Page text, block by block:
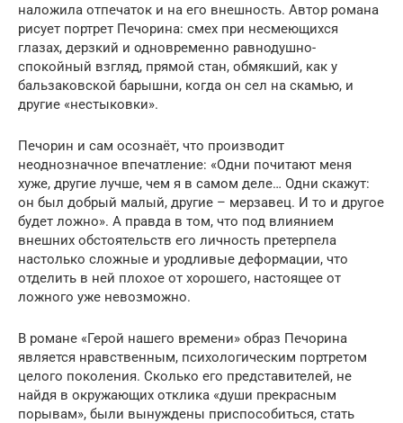
наложила отпечаток и на его внешность. Автор романа
рисует портрет Печорина: смех при несмеющихся
глазах, дерзкий и одновременно равнодушно-
спокойный взгляд, прямой стан, обмякший, как у
бальзаковской барышни, когда он сел на скамью, и
другие «нестыковки».
Печорин и сам осознаёт, что производит
неоднозначное впечатление: «Одни почитают меня
хуже, другие лучше, чем я в самом деле… Одни скажут:
он был добрый малый, другие – мерзавец. И то и другое
будет ложно». А правда в том, что под влиянием
внешних обстоятельств его личность претерпела
настолько сложные и уродливые деформации, что
отделить в ней плохое от хорошего, настоящее от
ложного уже невозможно.
В романе «Герой нашего времени» образ Печорина
является нравственным, психологическим портретом
целого поколения. Сколько его представителей, не
найдя в окружающих отклика «души прекрасным
порывам», были вынуждены приспособиться, стать